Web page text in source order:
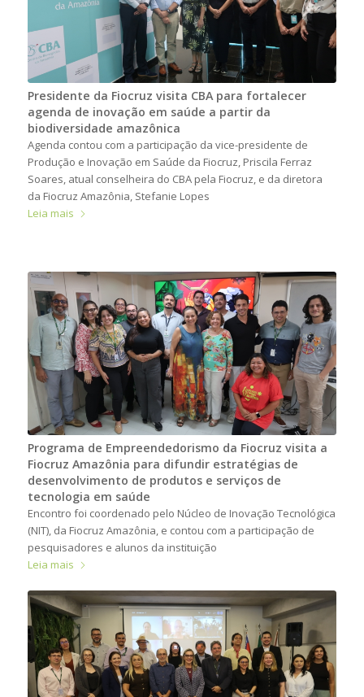
Presidente da Fiocruz visita CBA para fortalecer
agenda de inovação em saúde a partir da
biodiversidade amazônica
Agenda contou com a participação da vice-presidente de
Produção e Inovação em Saúde da Fiocruz, Priscila Ferraz
Soares, atual conselheira do CBA pela Fiocruz, e da diretora
da Fiocruz Amazônia, Stefanie Lopes
Leia mais
Programa de Empreendedorismo da Fiocruz visita a
Fiocruz Amazônia para difundir estratégias de
desenvolvimento de produtos e serviços de
tecnologia em saúde
Encontro foi coordenado pelo Núcleo de Inovação Tecnológica
(NIT), da Fiocruz Amazônia, e contou com a participação de
pesquisadores e alunos da instituição
Leia mais